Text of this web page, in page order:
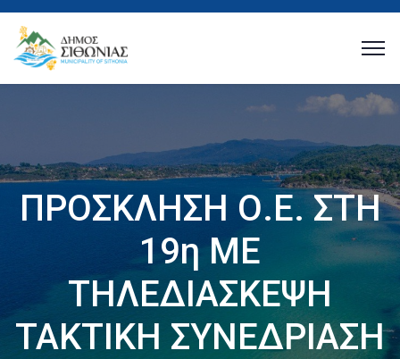
ΠΡΟΣΚΛΗΣΗ Ο.Ε. ΣΤΗ
19η ΜΕ
ΤΗΛΕΔΙΑΣΚΕΨΗ
ΤΑΚΤΙΚΗ ΣΥΝΕΔΡΙΑΣΗ